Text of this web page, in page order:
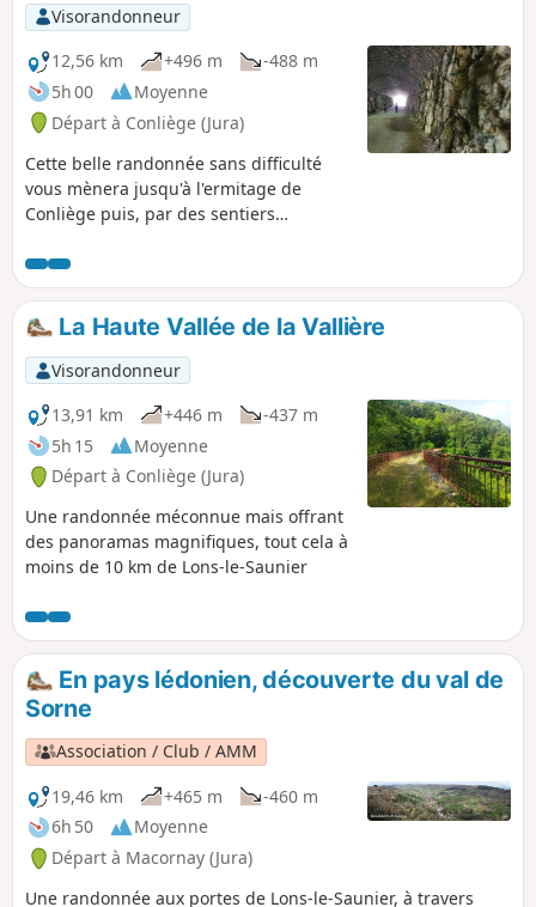
Visorandonneur
12,56 km
+496 m
-488 m
5h 00
Moyenne
Départ à Conliège (Jura)
Cette belle randonnée sans difficulté
vous mènera jusqu'à l'ermitage de
Conliège puis, par des sentiers
Lons-le-Saunier et la reculée de Revigny.
Le retour se fait sur la voie verte et
traverse différents viaducs et tunnels
(dont le réputé tunnel des 100 marches
dont les visites et traversées en aller-
retour sont facultatives).
La Haute Vallée de la Vallière
Visorandonneur
13,91 km
+446 m
-437 m
5h 15
Moyenne
Départ à Conliège (Jura)
Une randonnée méconnue mais offrant
des panoramas magnifiques, tout cela à
moins de 10 km de Lons-le-Saunier
En pays lédonien, découverte du val de
Sorne
Association / Club / AMM
19,46 km
+465 m
-460 m
6h 50
Moyenne
Départ à Macornay (Jura)
Une randonnée aux portes de Lons-le-Saunier, à travers